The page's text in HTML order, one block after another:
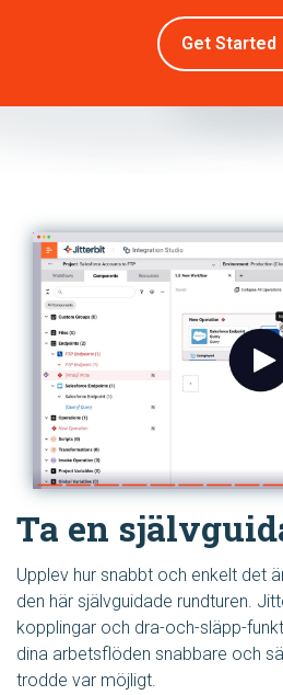
Get Started
Ta en
Upplev hur snabbt och enkelt det
den här självguidade rundturen.
kopplingar och dra-och-släpp-
dina arbetsflöden snabbare och
trodde var möjligt.